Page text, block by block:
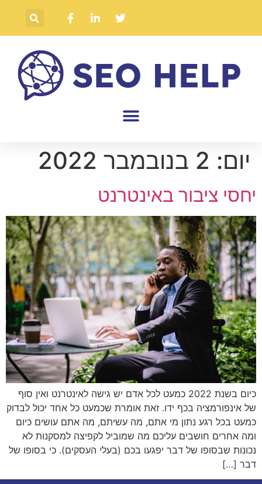
יום: 2 בנובמבר 2022
יחסי ציבור באינטרנט
כיום בשנת 2022 כמעט לכל אדם יש גישה לאינטרנט ואין סוף
של אינפורמציה בכף ידו. זאת אומרת שכמעט כל אחד יכול לבדוק
כמעט בכל רגע נתון מי אתם, מה עשיתם, מה אתם עושים כיום
ומה אחרים חושבים עליכם מה שמוביל לקפיצה למסקנות לא
נכונות שבסופו של דבר יפגעו בכם (בעלי העסקים). כי בסופו של
דבר […]